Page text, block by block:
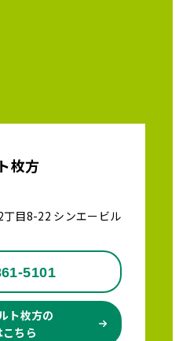
枚方
目8-22 シンエービル
5101
ト枚方の
ちら